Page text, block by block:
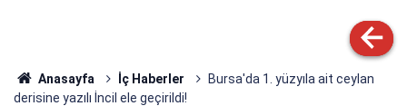
Anasayfa İç Haberler
Bursa'da 1. yüzyıla ait ceylan
derisine yazılı İncil ele geçirildi!